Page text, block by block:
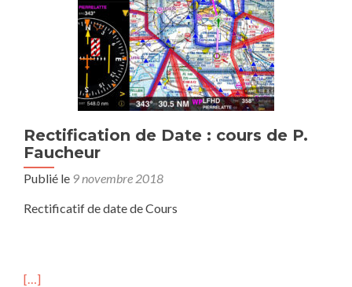
Rectification de Date : cours de P.
Faucheur
Publié le 9 novembre 2018
Rectificatif de date de Cours
[…]